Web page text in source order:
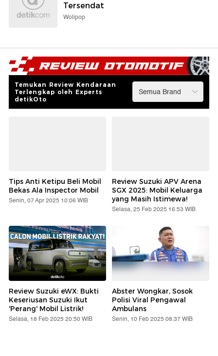
Tersendat
Wolipop
Temukan Review Kendaraan
Terlengkap oleh Experts
detikOto
Tips Anti Ketipu Beli Mobil
Bekas Ala Inspector Mobil
Senin, 07 Apr 2025 10:06 WIB
Review Suzuki APV Arena
SGX 2025: Mobil Keluarga
yang Masih Istimewa!
Selasa, 25 Feb 2025 16:53 WIB
Review Suzuki eWX: Bukti
Keseriusan Suzuki Ikut
'Perang' Mobil Listrik!
Selasa, 18 Feb 2025 20:50 WIB
Abster Wongkar, Sosok
Polisi Viral Pengawal
Ambulans
Senin, 10 Feb 2025 08:37 WIB